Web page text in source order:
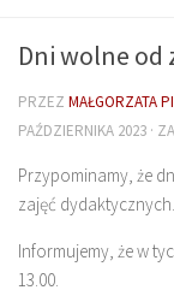
Dni wolne od
PRZEZ MAŁGORZATA
PAŹDZIERNIKA 2023 ·
Przypominamy, że
zajęć dydaktycznych.
Informujemy, że w
13.00.